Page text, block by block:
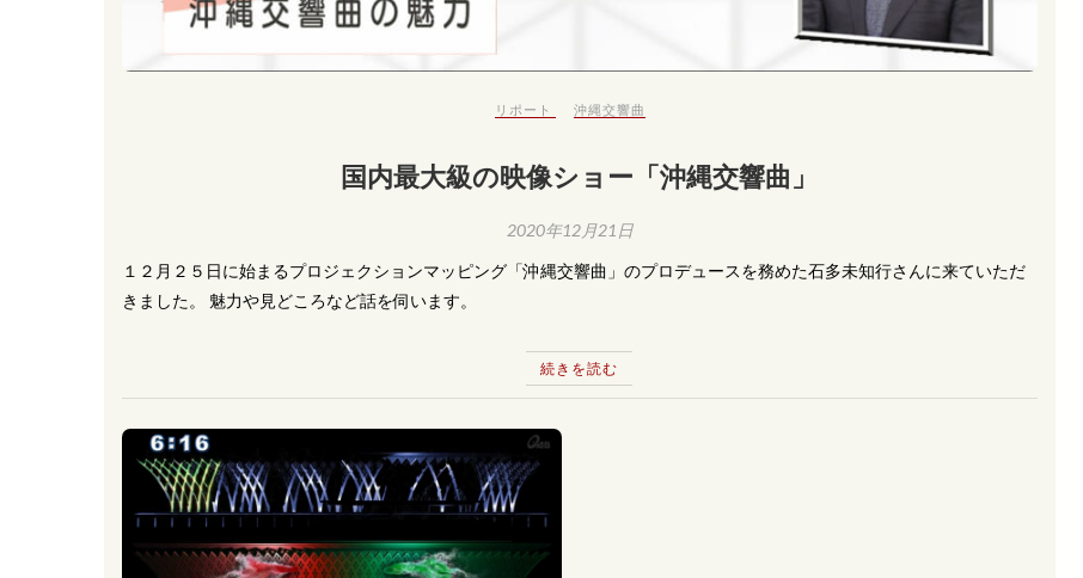
リポート 沖縄交響曲
国内最大級の映像ショー「沖縄交響曲」
2020年12月21日
１２月２５日に始まるプロジェクションマッピング「沖縄交響曲」のプロデュースを務めた石多未知行さんに来ていただ
きました。 魅力や見どころなど話を伺います。
続きを読む